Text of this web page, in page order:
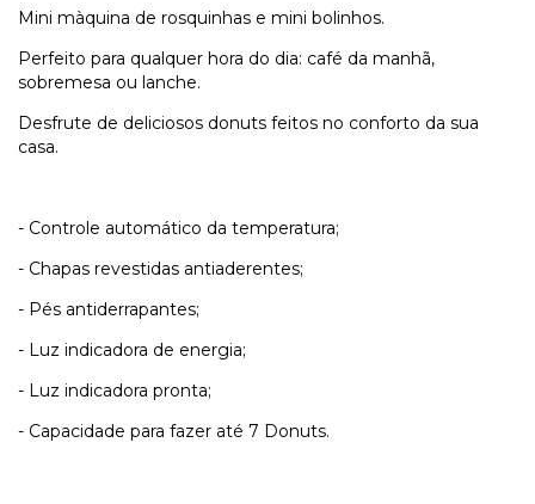
Mini màquina de rosquinhas e mini bolinhos.
Perfeito para qualquer hora do dia: café da manhã,
sobremesa ou lanche.
Desfrute de deliciosos donuts feitos no conforto da sua
casa.
- Controle automático da temperatura;
- Chapas revestidas antiaderentes;
- Pés antiderrapantes;
- Luz indicadora de energia;
- Luz indicadora pronta;
- Capacidade para fazer até 7 Donuts.